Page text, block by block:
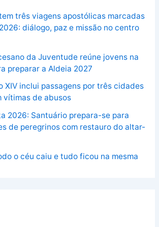
três viagens apostólicas marcadas
diálogo, paz e missão no centro
da Juventude reúne jovens na
preparar a Aldeia 2027
XIV inclui passagens por três cidades
vítimas de abusos
2026: Santuário prepara-se para
de peregrinos com restauro do altar-
o céu caiu e tudo ficou na mesma